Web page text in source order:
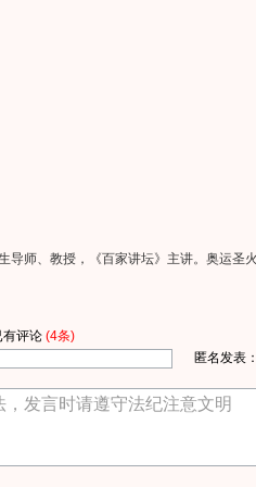
师、教授，《百家讲坛》主讲。奥运圣
有评论 (4条)
匿名发表